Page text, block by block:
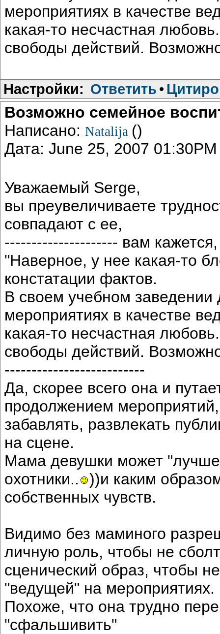
мероприятиях в качестве
какая-то несчастная
свободы действий.
Настройки: Ответить •
Возможно семейное
Написано: Natalija ()
Дата: June 25, 2007 01:30PM
Уважаемый Serge,
вы преувеличиваете
совпадают с ее,
--------------------- вам кажется,
"Наверное, у нее какая-то
констатации фактов.
В своем учебном заведении
мероприятиях в качестве
какая-то несчастная
свободы действий.
--------------------------
Да, скорее всего она и
продолжением
забавлять, развлекать
на сцене.
Мама девушки может
охотники..
))и каким
собственных чувств.
Видимо без маминого
личную роль, чтобы не
сценический образ, чтобы
"ведущей" на мероприятиях.
Похоже, что она трудно
"сфальшивить"